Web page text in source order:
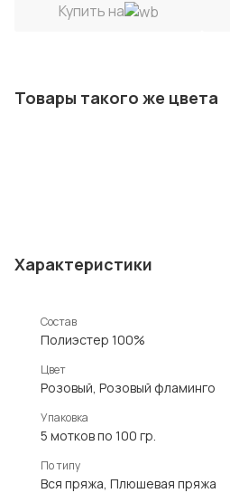
Купить на
Товары такого же цвета
Характеристики
Состав
Полиэстер 100%
Цвет
Розовый, Розовый фламинго
Упаковка
5 мотков по 100 гр.
По типу
Вся пряжа, Плюшевая пряжа